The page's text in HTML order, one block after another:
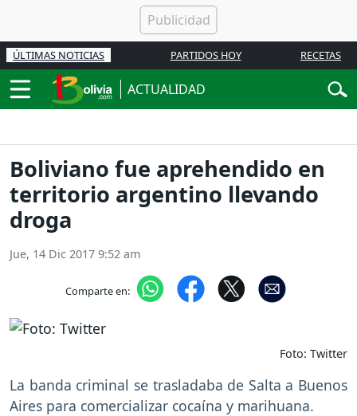
ÚLTIMAS NOTICIAS PARTIDOS HOY RECETAS
ACTUALIDAD
Boliviano fue aprehendido en
territorio argentino llevando
droga
Jue, 14 Dic 2017 9:52 am
Comparte en:
Foto: Twitter
La banda criminal se trasladaba de Salta a Buenos
Aires para comercializar cocaína y marihuana.